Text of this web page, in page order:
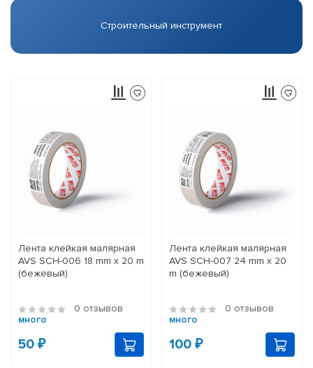
Строительный инструмент
Лента клейкая малярная
AVS SCH-006 18 mm x 20 m
(бежевый)
0 отзывов
много
50 ₽
Лента клейкая малярная
AVS SCH-007 24 mm x 20
m (бежевый)
0 отзывов
много
100 ₽